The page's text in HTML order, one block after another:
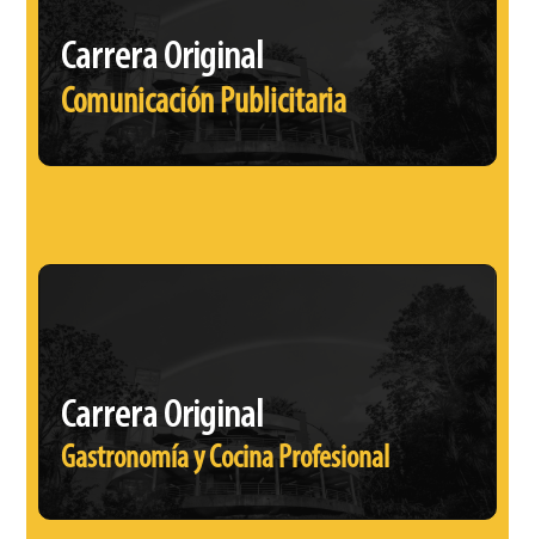
Carrera Original
Comunicación Publicitaria
Carrera Original
Gastronomía y Cocina Profesional